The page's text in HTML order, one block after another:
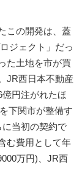
この開発は、蓋
ジェクト」だっ
た土地を市が買
JR西日本不動産
円注がれたほ
下関市が整備す
当初の契約で
む費用として年
万円)、JR西